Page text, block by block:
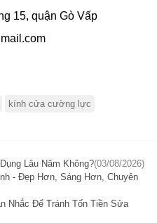
15, quận Gò Vấp
kính cửa cường lực
Lâu Năm Không?(03/08/2026)
- Đẹp Hơn, Sáng Hơn, Chuyên
Nhắc Để Tránh Tốn Tiền Sửa